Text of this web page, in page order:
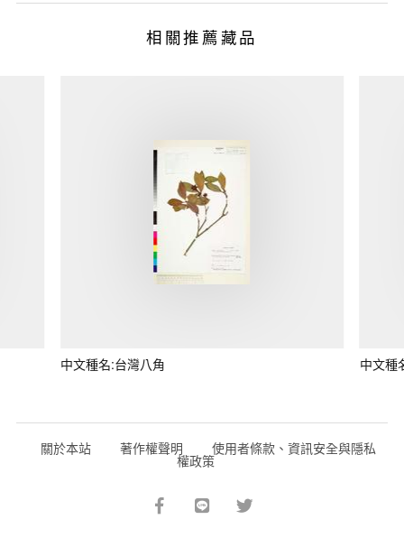
相關推薦藏品
中文種名:台灣八角 中文種
關於本站 著作權聲明 使用者條款、資訊安全與隱私
權政策